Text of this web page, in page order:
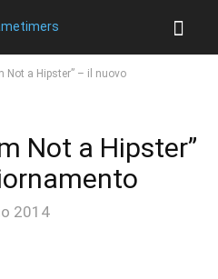
Not a Hipster” – il nuovo
Not a Hipster”
2014